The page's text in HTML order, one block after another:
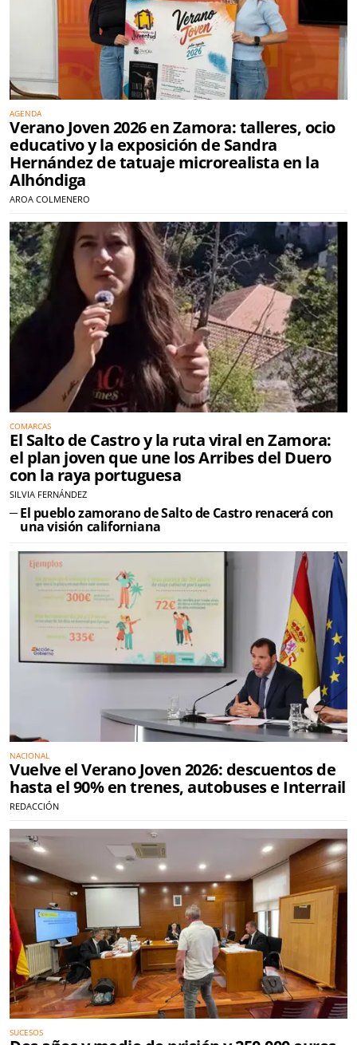
AGENDA
Verano Joven 2026 en Zamora: talleres, ocio
educativo y la exposición de Sandra
Hernández de tatuaje microrealista en la
Alhóndiga
AROA COLMENERO
COMARCAS
El Salto de Castro y la ruta viral en Zamora:
el plan joven que une los Arribes del Duero
con la raya portuguesa
SILVIA FERNÁNDEZ
El pueblo zamorano de Salto de Castro renacerá con
una visión californiana
NACIONAL
Vuelve el Verano Joven 2026: descuentos de
hasta el 90% en trenes, autobuses e Interrail
REDACCIÓN
SUCESOS